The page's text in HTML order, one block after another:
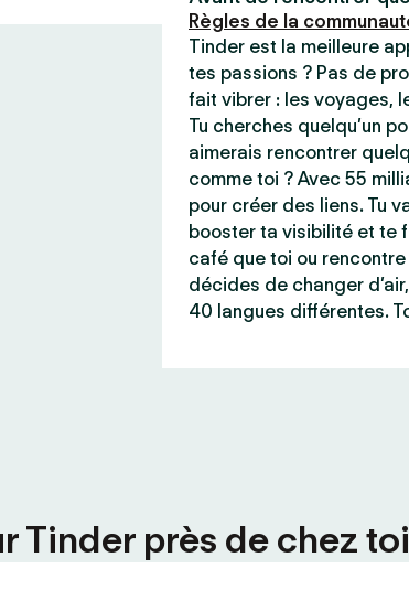
Règles de la
Tinder est la meilleure
tes passions ? Pas de
fait vibrer : les voyages,
Tu cherches quelqu’un
aimerais rencontrer
comme toi ? Avec 55
pour créer des liens. Tu
booster ta visibilité et te
café que toi ou
décides de changer
40 langues différentes.
Tinder près de chez